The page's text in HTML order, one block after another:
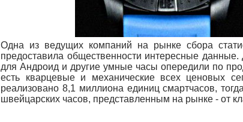
Одна из ведущих компаний на рынке сбора
предоставила общественности интересные
для Андроид и другие умные часы опередили по
есть кварцевые и механические всех ценовых
реализовано 8,1 миллиона единиц смартчасов,
швейцарских часов, представленным на рынке - от